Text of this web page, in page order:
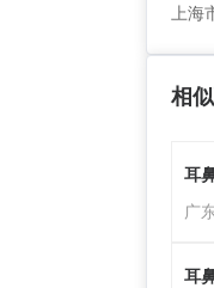
上海
相
耳
广
耳